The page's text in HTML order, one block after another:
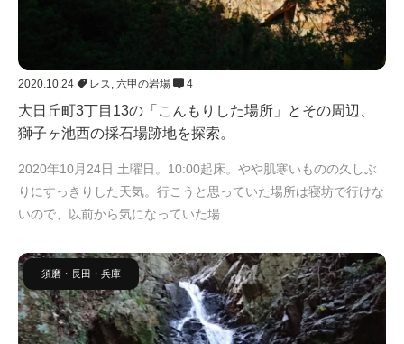
2020.10.24 レス 六甲の岩場 4
大日丘町3丁目13の「こんもりした場所」とその周辺、
獅子ヶ池西の採石場跡地を探索。
2020年10月24日 土曜日。10:00起床。やや肌寒いものの久しぶ
りにすっきりした天気。行こうと思っていた場所は寝坊で行けな
いので、以前から気になっていた場…
須磨・長田・兵庫